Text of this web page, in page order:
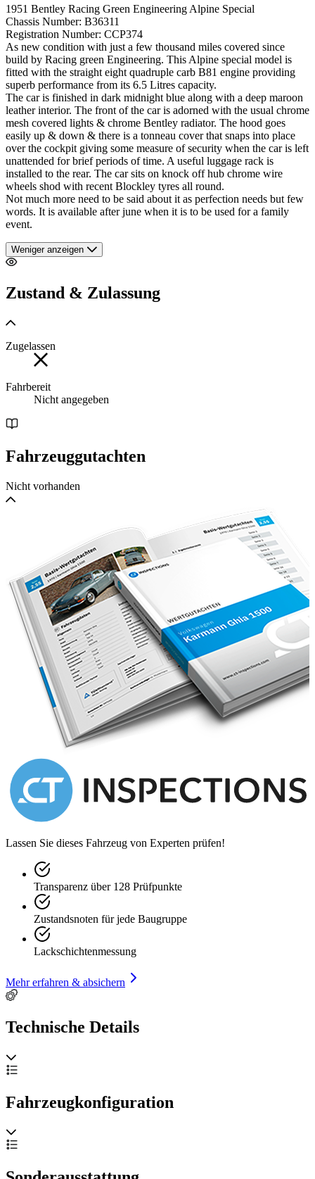
1951 Bentley Racing Green Engineering Alpine Special
Chassis Number: B36311
Registration Number: CCP374
As new condition with just a few thousand miles covered since
build by Racing green Engineering. This Alpine special model is
fitted with the straight eight quadruple carb B81 engine providing
superb performance from its 6.5 Litres capacity.
The car is finished in dark midnight blue along with a deep maroon
leather interior. The front of the car is adorned with the usual chrome
mesh covered lights & chrome Bentley radiator. The hood goes
easily up & down & there is a tonneau cover that snaps into place
over the cockpit giving some measure of security when the car is left
unattended for brief periods of time. A useful luggage rack is
installed to the rear. The car sits on knock off hub chrome wire
wheels shod with recent Blockley tyres all round.
Not much more need to be said about it as perfection needs but few
words. It is available after june when it is to be used for a family
event.
Weniger anzeigen
Zustand & Zulassung
Zugelassen
Fahrbereit
Nicht angegeben
Fahrzeuggutachten
Nicht vorhanden
Lassen Sie dieses Fahrzeug von Experten prüfen!
Transparenz über 128 Prüfpunkte
Zustandsnoten für jede Baugruppe
Lackschichtenmessung
Mehr erfahren & absichern
Technische Details
Fahrzeugkonfiguration